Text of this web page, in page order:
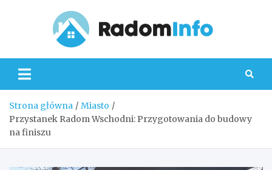
Strona główna
Miasto
Przystanek Radom Wschodni: Przygotowania do budowy
na finiszu